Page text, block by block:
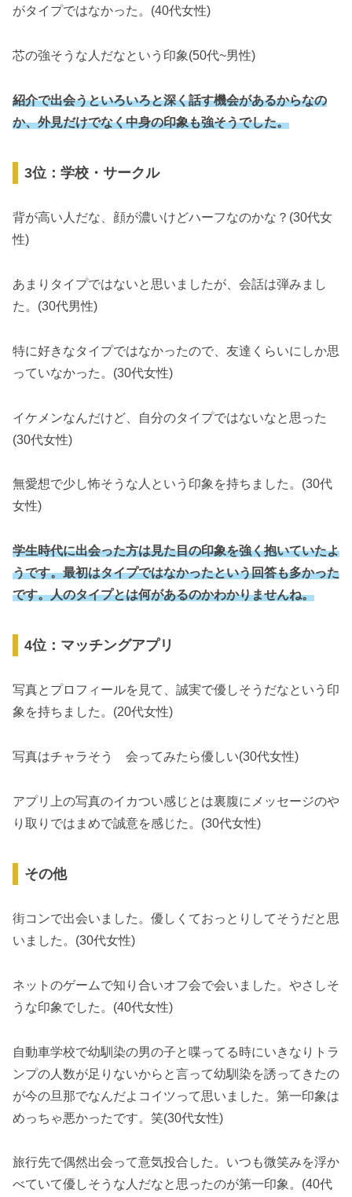
がタイプではなかった。(40代女性)
芯の強そうな人だなという印象(50代~男性)
紹介で出会うといろいろと深く話す機会があるからなの
か、外見だけでなく中身の印象も強そうでした。
3位：学校・サークル
背が高い人だな、顔が濃いけどハーフなのかな？(30代女
性)
あまりタイプではないと思いましたが、会話は弾みまし
た。(30代男性)
特に好きなタイプではなかったので、友達くらいにしか思
っていなかった。(30代女性)
イケメンなんだけど、自分のタイプではないなと思った
(30代女性)
無愛想で少し怖そうな人という印象を持ちました。(30代
女性)
学生時代に出会った方は見た目の印象を強く抱いていたよ
うです。最初はタイプではなかったという回答も多かった
です。人のタイプとは何があるのかわかりませんね。
4位：マッチングアプリ
写真とプロフィールを見て、誠実で優しそうだなという印
象を持ちました。(20代女性)
写真はチャラそう 会ってみたら優しい(30代女性)
アプリ上の写真のイカつい感じとは裏腹にメッセージのや
り取りではまめで誠意を感じた。(30代女性)
その他
街コンで出会いました。優しくておっとりしてそうだと思
いました。(30代女性)
ネットのゲームで知り合いオフ会で会いました。やさしそ
うな印象でした。(40代女性)
自動車学校で幼馴染の男の子と喋ってる時にいきなりトラ
ンプの人数が足りないからと言って幼馴染を誘ってきたの
が今の旦那でなんだよコイツって思いました。第一印象は
めっちゃ悪かったです。笑(30代女性)
旅行先で偶然出会って意気投合した。いつも微笑みを浮か
べていて優しそうな人だなと思ったのが第一印象。(40代